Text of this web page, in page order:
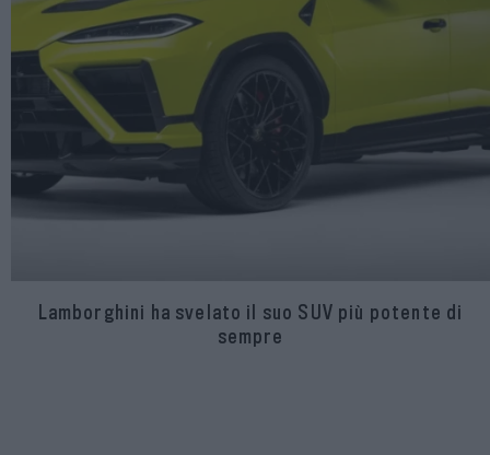
Lamborghini ha svelato il suo SUV più potente di
sempre